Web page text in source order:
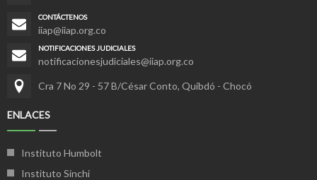
CONTÁCTENOS
iiap@iiap.org.co
NOTIFICACIONES JUDICIALES
notificacionesjudiciales@iiap.org.co
Cra 7 No 29 - 57 B/César Conto, Quibdó - Chocó
ENLACES
Instituto Humbolt
Instituto Sinchi